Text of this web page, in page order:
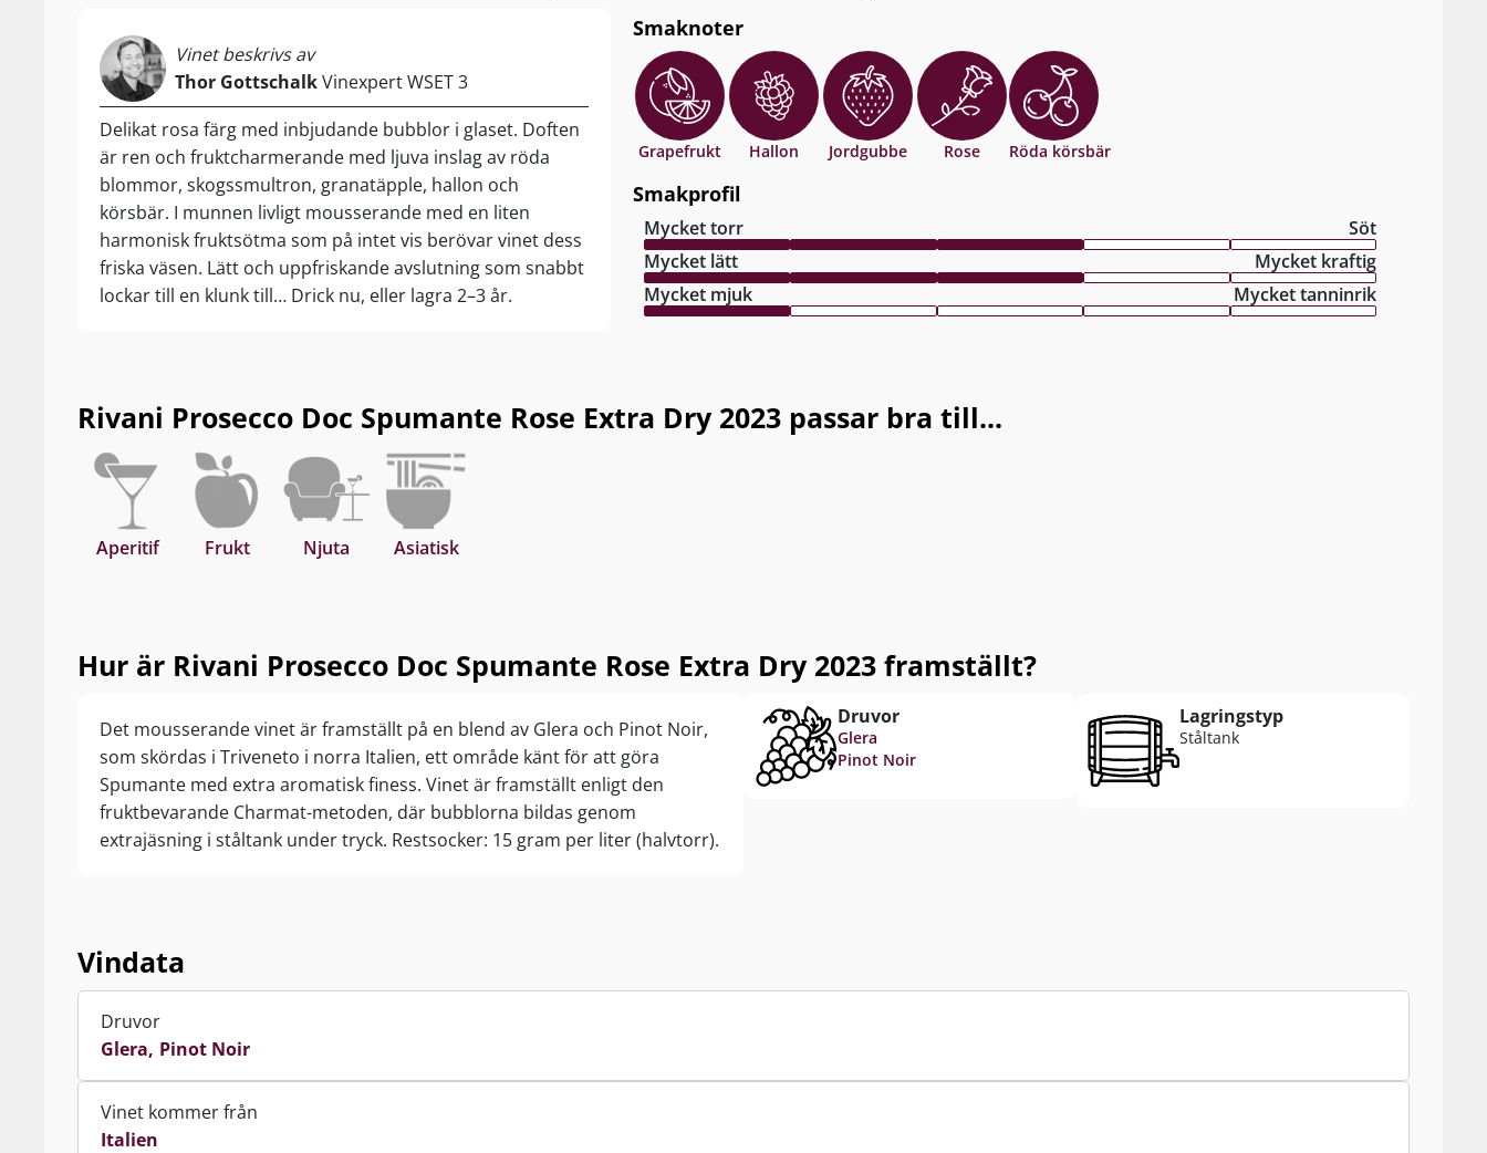
Vinet beskrivs av
Thor GottschalkVinexpert WSET 3
Delikat rosa färg med inbjudande bubblor i glaset. Doften
är ren och fruktcharmerande med ljuva inslag av röda
blommor, skogssmultron, granatäpple, hallon och
körsbär. I munnen livligt mousserande med en liten
harmonisk fruktsötma som på intet vis berövar vinet dess
friska väsen. Lätt och uppfriskande avslutning som snabbt
lockar till en klunk till… Drick nu, eller lagra 2–3 år.
Smaknoter
Grapefrukt Hallon Jordgubbe Rose Röda körsbär
Smakprofil
Mycket torr
Söt
Mycket lätt
Mycket kraftig
Mycket mjuk
Mycket tanninrik
Rivani Prosecco Doc Spumante Rose Extra Dry 2023 passar bra till...
Aperitif Frukt Njuta Asiatisk
Hur är Rivani Prosecco Doc Spumante Rose Extra Dry 2023 framställt?
Det mousserande vinet är framställt på en blend av Glera och Pinot Noir,
som skördas i Triveneto i norra Italien, ett område känt för att göra
Spumante med extra aromatisk finess. Vinet är framställt enligt den
fruktbevarande Charmat-metoden, där bubblorna bildas genom
extrajäsning i ståltank under tryck. Restsocker: 15 gram per liter (halvtorr).
Druvor
Glera
Pinot Noir
Lagringstyp
Ståltank
Vindata
Druvor
Glera Pinot Noir
Vinet kommer från
Italien